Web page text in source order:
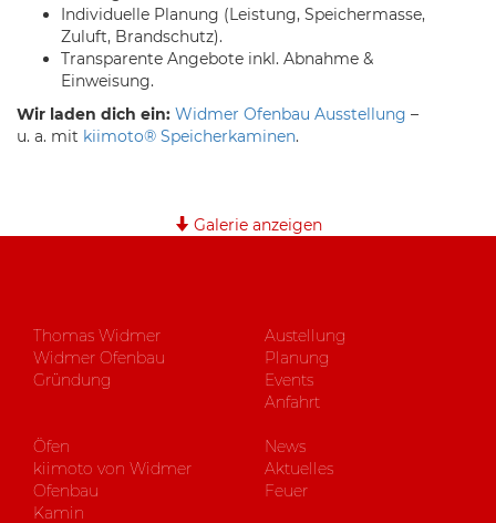
Individuelle Planung (Leistung, Speichermasse,
Zuluft, Brandschutz).
Transparente Angebote inkl. Abnahme &
Einweisung.
Wir laden dich ein: Widmer Ofenbau Ausstellung –
u. a. mit kiimoto® Speicherkaminen.
Galerie anzeigen
Thomas Widmer
Widmer Ofenbau
Gründung
Austellung
Planung
Events
Anfahrt
Öfen
kiimoto von Widmer
Ofenbau
Kamin
News
Aktuelles
Feuer